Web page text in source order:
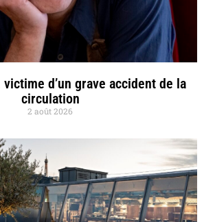
victime d’un grave accident de la
circulation
2 août 2026